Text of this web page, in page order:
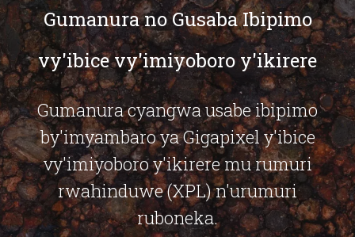
Gumanura no Gusaba Ibipimo
vy'ibice vy'imiyoboro y'ikirere
Gumanura cyangwa usabe ibipimo
by'imyambaro ya Gigapixel y'ibice
vy'imiyoboro y'ikirere mu rumuri
rwahinduwe (XPL) n'urumuri
ruboneka.